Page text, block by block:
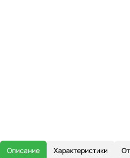
Описание Характеристики